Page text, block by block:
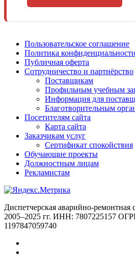
Пользовательское соглашение
Политика конфиденциальности
Публичная оферта
Сотрудничество и партнёрство
Поставщикам
Профильным учебным
Информация для
Благотворительным
Посетителям сайта
Карта сайта
Заказчикам услуг
Сертификат спокойствия
Обучающие проекты
Должностным лицам
Рекламистам
Диспетчерская аварийно-
2005–2025 гг. ИНН: 7807225157
1197847059740